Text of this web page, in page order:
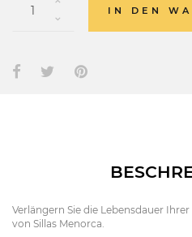
IN DEN
Verlängern Sie die Lebensdauer
von Sillas Menorca.